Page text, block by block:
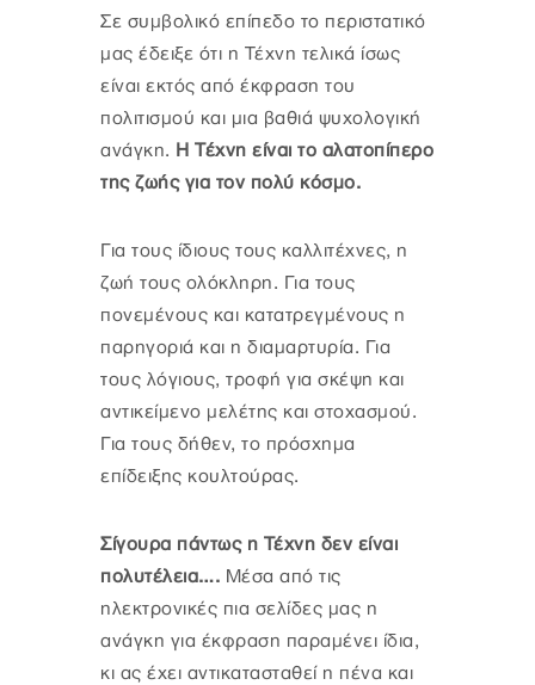
Σε συμβολικό επίπεδο το περιστατικό
μας έδειξε ότι η Τέχνη τελικά ίσως
είναι εκτός από έκφραση του
πολιτισμού και μια βαθιά ψυχολογική
ανάγκη. Η Τέχνη είναι το αλατοπίπερο
της ζωής για τον πολύ κόσμο.
Για τους ίδιους τους καλλιτέχνες, η
ζωή τους ολόκληρη. Για τους
πονεμένους και κατατρεγμένους η
παρηγοριά και η διαμαρτυρία. Για
τους λόγιους, τροφή για σκέψη και
αντικείμενο μελέτης και στοχασμού.
Για τους δήθεν, το πρόσχημα
επίδειξης κουλτούρας.
Σίγουρα πάντως η Τέχνη δεν είναι
πολυτέλεια…. Μέσα από τις
ηλεκτρονικές πια σελίδες μας η
ανάγκη για έκφραση παραμένει ίδια,
κι ας έχει αντικατασταθεί η πένα και